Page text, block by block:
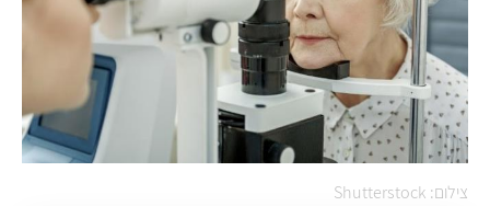
צילום: Shutterstock